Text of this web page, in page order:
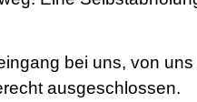
bei uns, von
ausgeschlossen.